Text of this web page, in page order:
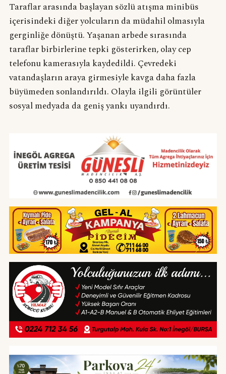
Taraflar arasında başlayan sözlü atışma minibüs
içerisindeki diğer yolcuların da müdahil olmasıyla
gerginliğe dönüştü. Yaşanan arbede sırasında
taraflar birbirlerine tepki gösterirken, olay cep
telefonu kamerasıyla kaydedildi. Çevredeki
vatandaşların araya girmesiyle kavga daha fazla
büyümeden sonlandırıldı. Olayla ilgili görüntüler
sosyal medyada da geniş yankı uyandırdı.